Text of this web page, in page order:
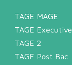
TAGE MAGE
TAGE Executive
TAGE 2
TAGE Post Bac